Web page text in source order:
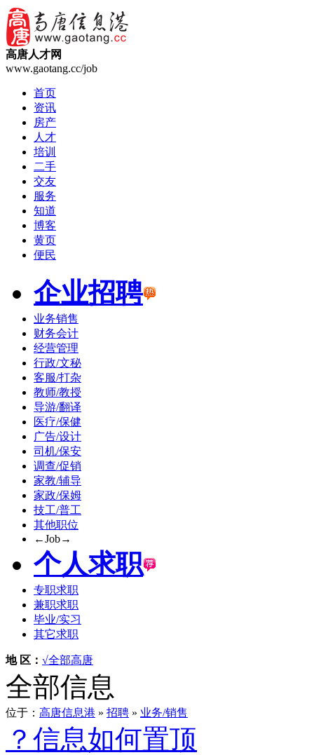
高唐人才网
www.gaotang.cc/job
首页
资讯
房产
人才
培训
二手
交友
服务
知道
博客
黄页
便民
企业招聘
业务销售
财务会计
经营管理
行政/文秘
客服/打杂
教师/教授
导游/翻译
医疗/保健
广告/设计
司机/保安
调查/促销
家教/辅导
家政/保姆
技工/普工
其他职位
←Job→
个人求职
专职求职
兼职求职
毕业/实习
其它求职
地 区： √全部高唐
全部信息
位于： 高唐信息港 » 招聘 » 业务/销售
？信息如何置顶